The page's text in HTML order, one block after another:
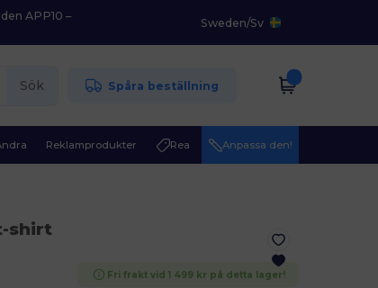
APP10 –
Sweden/Sv
Sök Spåra beställning
Reklamprodukter Rea Anpassa den!
shirt
Fri frakt vid 1 499 kr på detta lager!